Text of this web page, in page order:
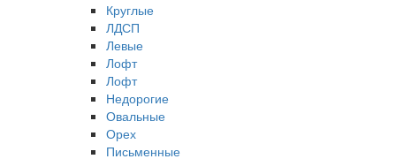
Круглые
ЛДСП
Левые
Лофт
Лофт
Недорогие
Овальные
Орех
Письменные